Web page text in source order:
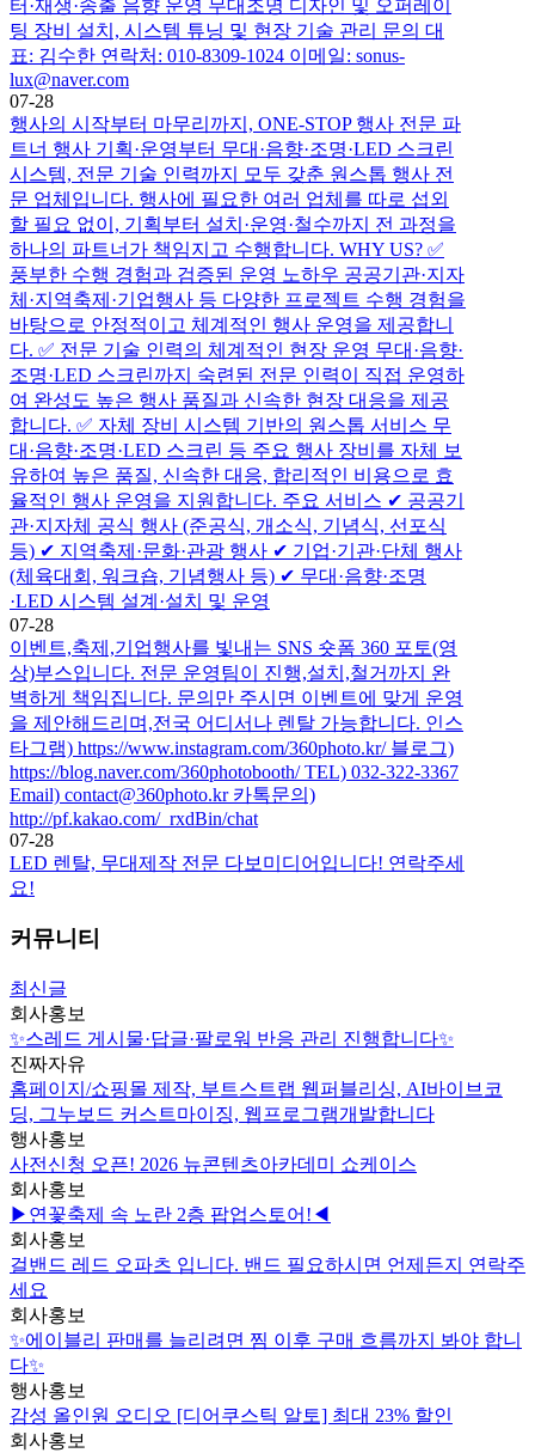
터·재생·송출 음향 운영 무대조명 디자인 및 오퍼레이
팅 장비 설치, 시스템 튜닝 및 현장 기술 관리 문의 대
표: 김수한 연락처: 010-8309-1024 이메일: sonus-
lux@naver.com
07-28
행사의 시작부터 마무리까지, ONE-STOP 행사 전문 파
트너 행사 기획·운영부터 무대·음향·조명·LED 스크린
시스템, 전문 기술 인력까지 모두 갖춘 원스톱 행사 전
문 업체입니다. 행사에 필요한 여러 업체를 따로 섭외
할 필요 없이, 기획부터 설치·운영·철수까지 전 과정을
하나의 파트너가 책임지고 수행합니다. WHY US? ✅
풍부한 수행 경험과 검증된 운영 노하우 공공기관·지자
체·지역축제·기업행사 등 다양한 프로젝트 수행 경험을
바탕으로 안정적이고 체계적인 행사 운영을 제공합니
다. ✅ 전문 기술 인력의 체계적인 현장 운영 무대·음향·
조명·LED 스크린까지 숙련된 전문 인력이 직접 운영하
여 완성도 높은 행사 품질과 신속한 현장 대응을 제공
합니다. ✅ 자체 장비 시스템 기반의 원스톱 서비스 무
대·음향·조명·LED 스크린 등 주요 행사 장비를 자체 보
유하여 높은 품질, 신속한 대응, 합리적인 비용으로 효
율적인 행사 운영을 지원합니다. 주요 서비스 ✔ 공공기
관·지자체 공식 행사 (준공식, 개소식, 기념식, 선포식
등) ✔ 지역축제·문화·관광 행사 ✔ 기업·기관·단체 행사
(체육대회, 워크숍, 기념행사 등) ✔ 무대·음향·조명
·LED 시스템 설계·설치 및 운영
07-28
이벤트,축제,기업행사를 빛내는 SNS 숏폼 360 포토(영
상)부스입니다. 전문 운영팀이 진행,설치,철거까지 완
벽하게 책임집니다. 문의만 주시면 이벤트에 맞게 운영
을 제안해드리며,전국 어디서나 렌탈 가능합니다. 인스
타그램) https://www.instagram.com/360photo.kr/ 블로그)
https://blog.naver.com/360photobooth/ TEL) 032-322-3367
Email) contact@360photo.kr 카톡문의)
http://pf.kakao.com/_rxdBin/chat
07-28
LED 렌탈, 무대제작 전문 다보미디어입니다! 연락주세
요!
커뮤니티
최신글
회사홍보
✨스레드 게시물·답글·팔로워 반응 관리 진행합니다✨
진짜자유
홈페이지/쇼핑몰 제작, 부트스트랩 웹퍼블리싱, AI바이브코
딩, 그누보드 커스트마이징, 웹프로그램개발합니다
행사홍보
사전신청 오픈! 2026 뉴콘텐츠아카데미 쇼케이스
회사홍보
▶연꽃축제 속 노란 2층 팝업스토어!◀
회사홍보
걸밴드 레드 오파츠 입니다. 밴드 필요하시면 언제든지 연락주
세요
회사홍보
✨에이블리 판매를 늘리려면 찜 이후 구매 흐름까지 봐야 합니
다✨
행사홍보
감성 올인원 오디오 [디어쿠스틱 알토] 최대 23% 할인
회사홍보